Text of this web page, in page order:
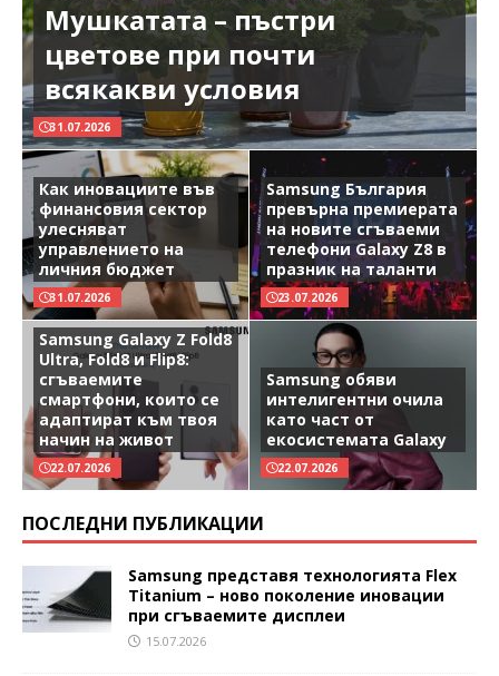
Мушкатата – пъстри
цветове при почти
всякакви условия
31.07.2026
Как иновациите във
финансовия сектор
улесняват
управлението на
личния бюджет
31.07.2026
Samsung България
превърна премиерата
на новите сгъваеми
телефони Galaxy Z8 в
празник на таланти
23.07.2026
Samsung Galaxy Z Fold8
Ultra, Fold8 и Flip8:
сгъваемите
смартфони, които се
адаптират към твоя
начин на живот
22.07.2026
Samsung обяви
интелигентни очила
като част от
екосистемата Galaxy
22.07.2026
ПОСЛЕДНИ ПУБЛИКАЦИИ
Samsung представя технологията Flex
Titanium – ново поколение иновации
при сгъваемите дисплеи
15.07.2026